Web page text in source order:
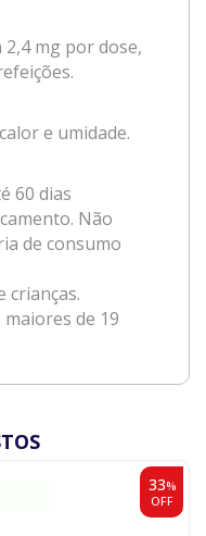
mg por dose,
e umidade.
60 dias
Não
de consumo
crianças.
de 19
33%
OFF